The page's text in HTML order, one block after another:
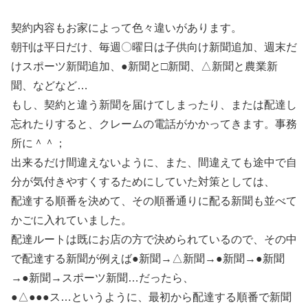
契約内容もお家によって色々違いがあります。
朝刊は平日だけ、毎週〇曜日は子供向け新聞追加、週末だ
けスポーツ新聞追加、●新聞と□新聞、△新聞と農業新
聞、などなど…
もし、契約と違う新聞を届けてしまったり、または配達し
忘れたりすると、クレームの電話がかかってきます。事務
所に＾＾；
出来るだけ間違えないように、また、間違えても途中で自
分が気付きやすくするためにしていた対策としては、
配達する順番を決めて、その順番通りに配る新聞も並べて
かごに入れていました。
配達ルートは既にお店の方で決められているので、その中
で配達する新聞が例えば●新聞→△新聞→●新聞→●新聞
→●新聞→スポーツ新聞…だったら、
●△●●●ス…というように、最初から配達する順番で新聞